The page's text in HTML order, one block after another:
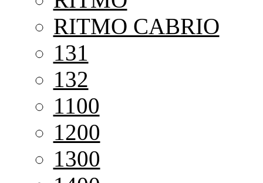
RITMO CABRIO
131
132
1100
1200
1300